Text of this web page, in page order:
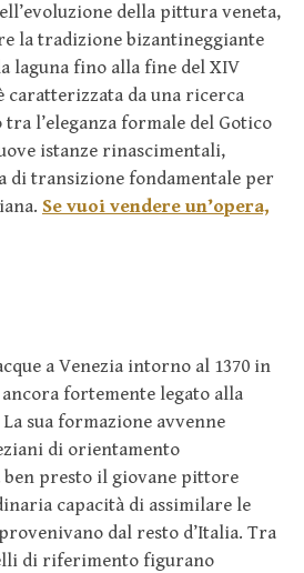
della pittura veneta,
la tradizione bizantineggiante
laguna fino alla fine del XIV
caratterizzata da una ricerca
l’eleganza formale del Gotico
istanze rinascimentali,
di transizione fondamentale per
Se vuoi vendere un’opera,
a Venezia intorno al 1370 in
fortemente legato alla
sua formazione avvenne
di orientamento
presto il giovane pittore
capacità di assimilare le
dal resto d’Italia. Tra
di riferimento figurano